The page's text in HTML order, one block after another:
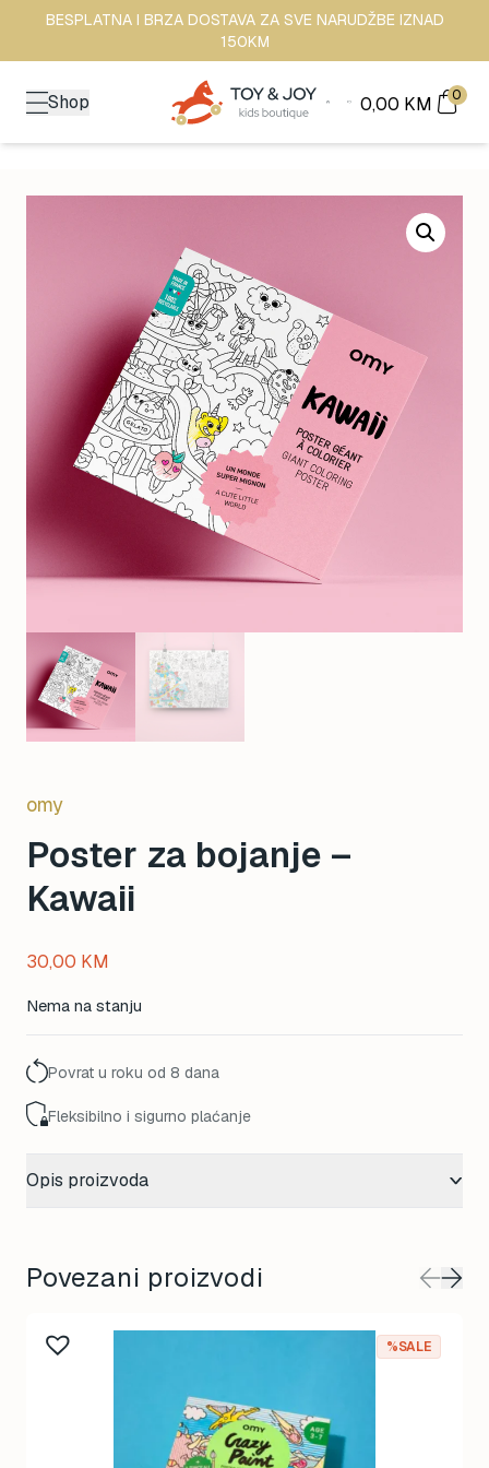
BESPLATNA I BRZA DOSTAVA ZA SVE NARUDŽBE IZNAD
150KM
Shop 0,00 KM 0
omy
Poster za bojanje –
Kawaii
30,00 KM
Nema na stanju
Povrat u roku od 8 dana
Fleksibilno i sigurno plaćanje
Opis proizvoda
Povezani proizvodi
%SALE